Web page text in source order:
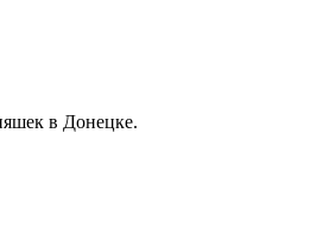
в Донецке.